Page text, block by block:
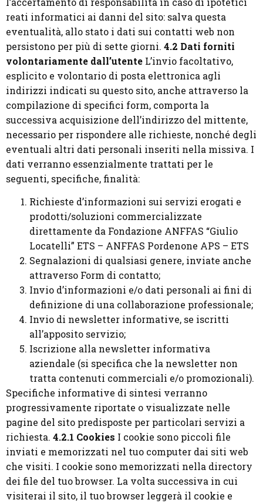
reati informatici ai danni del sito: salva questa
eventualità, allo stato i dati sui contatti web non
persistono per più di sette giorni. 4.2 Dati forniti
volontariamente dall’utente L’invio facoltativo,
esplicito e volontario di posta elettronica agli
indirizzi indicati su questo sito, anche attraverso la
compilazione di specifici form, comporta la
successiva acquisizione dell’indirizzo del mittente,
necessario per rispondere alle richieste, nonché degli
eventuali altri dati personali inseriti nella missiva. I
dati verranno essenzialmente trattati per le
seguenti, specifiche, finalità:
Richieste d’informazioni sui servizi erogati e
prodotti/soluzioni commercializzate
direttamente da Fondazione ANFFAS “Giulio
Locatelli” ETS – ANFFAS Pordenone APS – ETS
Segnalazioni di qualsiasi genere, inviate anche
attraverso Form di contatto;
Invio d’informazioni e/o dati personali ai fini di
definizione di una collaborazione professionale;
Invio di newsletter informative, se iscritti
all’apposito servizio;
Iscrizione alla newsletter informativa
aziendale (si specifica che la newsletter non
tratta contenuti commerciali e/o promozionali).
Specifiche informative di sintesi verranno
progressivamente riportate o visualizzate nelle
pagine del sito predisposte per particolari servizi a
richiesta. 4.2.1 Cookies I cookie sono piccoli file
inviati e memorizzati nel tuo computer dai siti web
che visiti. I cookie sono memorizzati nella directory
dei file del tuo browser. La volta successiva in cui
visiterai il sito, il tuo browser leggerà il cookie e